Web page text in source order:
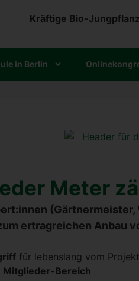
Kräftige Bio-
in Ber­lin
Meter
ertrag­rei­chen Anbau
für lebens­lang vom
Mit­glie­der-Bereich